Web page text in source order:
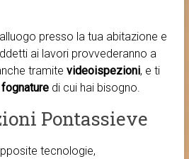
presso la tua abitazione e
ai lavori provvederanno a
tramite videoispezioni, e ti
di cui hai bisogno.
Pontassieve
tecnologie,